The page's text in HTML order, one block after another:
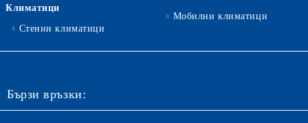
Климатици
Стенни климатици
Мобилни климатици
Бързи връзки: